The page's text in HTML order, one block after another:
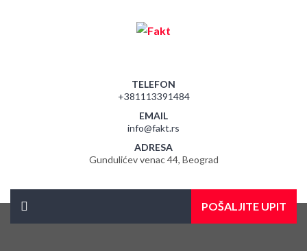
TELEFON
+381113391484
EMAIL
info@fakt.rs
ADRESA
Gundulićev venac 44, Beograd
POŠALJITE UPIT